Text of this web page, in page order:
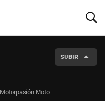
SUBIR
Motorpasión Moto